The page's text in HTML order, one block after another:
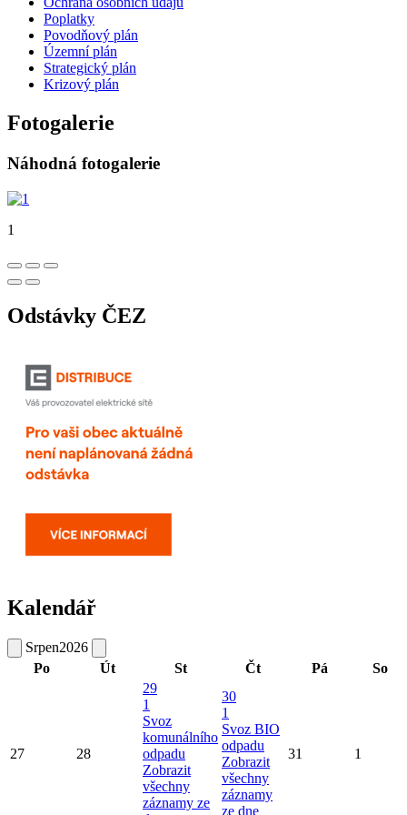
Poplatky
Povodňový plán
Územní plán
Strategický plán
Krizový plán
Fotogalerie
Náhodná fotogalerie
1
Odstávky ČEZ
Kalendář
Srpen2026
Po
Út St Čt Pá So
27 28
29
1
Svoz
komunálního
odpadu
Zobrazit
všechny
záznamy ze
30
1
Svoz BIO
odpadu
Zobrazit
všechny
záznamy
ze dne
31 1